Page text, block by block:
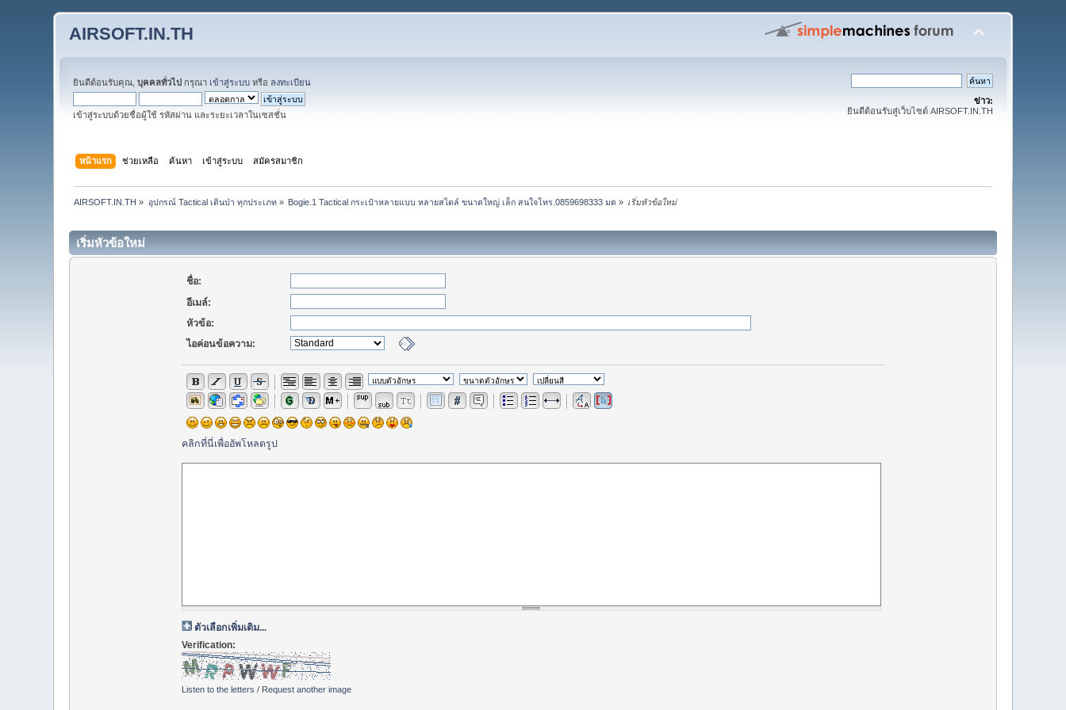
AIRSOFT.IN.TH
ยินดีต้อนรับคุณ,บุคคลทั่วไป กรุณา เข้าสู่ระบบ หรือ ลงทะเบียน
เข้าสู่ระบบด้วยชื่อผู้ใช้ รหัสผ่าน และระยะเวลาในเซสชั่น
ข่าว:
ยินดีต้อนรับสู่เว็บไซต์ AIRSOFT.IN.TH
หน้าแรก ช่วยเหลือ ค้นหา เข้าสู่ระบบ สมัครสมาชิก
AIRSOFT.IN.TH » อุปกรณ์ Tactical เดินป่า ทุกประเภท» Bogie.1 Tactical กระเป๋าหลายแบบ หลายสไตล์ ขนาดใหญ่ เล็ก สนใจโทร.0859698333 มด » เริ่มหัวข้อใหม่
เริ่มหัวข้อใหม่
ชื่อ:
อีเมล์:
หัวข้อ:
ไอค่อนข้อความ:
คลิกที่นี่เพื่ออัพโหลดรูป
ตัวเลือกเพิ่มเติม...
Verification:
Listen to the letters / Request another image